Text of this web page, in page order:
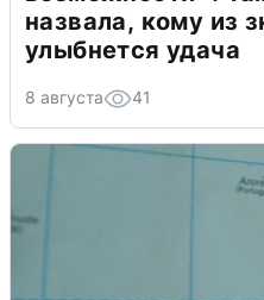
назвала, кому из
улыбнется удача
8 августа 41